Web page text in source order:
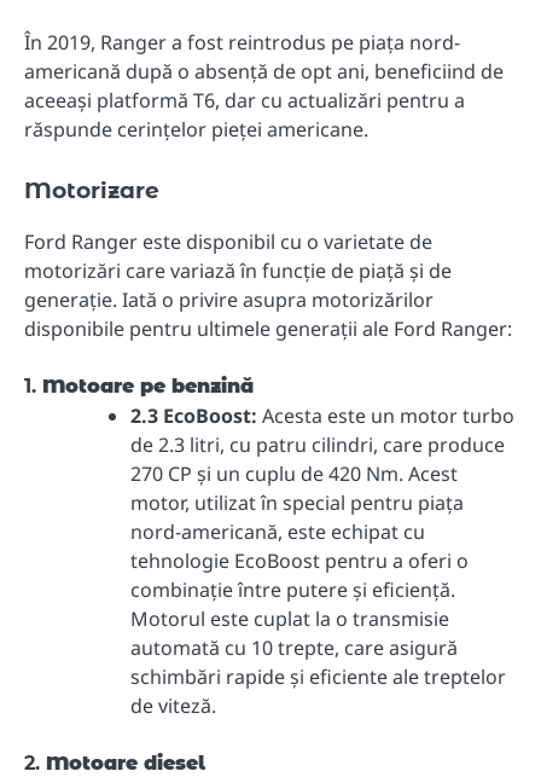
În 2019, Ranger a fost reintrodus pe piața nord-
americană după o absență de opt ani, beneficiind de
aceeași platformă T6, dar cu actualizări pentru a
răspunde cerințelor pieței americane.
Motorizare
Ford Ranger este disponibil cu o varietate de
motorizări care variază în funcție de piață și de
generație. Iată o privire asupra motorizărilor
disponibile pentru ultimele generații ale Ford Ranger:
1. Motoare pe benzină
2.3 EcoBoost: Acesta este un motor turbo
de 2.3 litri, cu patru cilindri, care produce
270 CP și un cuplu de 420 Nm. Acest
motor, utilizat în special pentru piața
nord-americană, este echipat cu
tehnologie EcoBoost pentru a oferi o
combinație între putere și eficiență.
Motorul este cuplat la o transmisie
automată cu 10 trepte, care asigură
schimbări rapide și eficiente ale treptelor
de viteză.
2. Motoare diesel